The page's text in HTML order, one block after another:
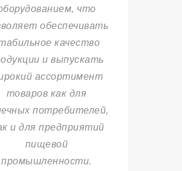
что
обеспечивать
качество
и выпускать
ассортимент
товаров как для
потребителей,
и для предприятий
пищевой
промышленности.